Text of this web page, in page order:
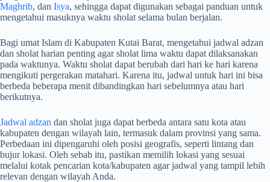
Maghrib, dan Isya, sehingga dapat digunakan sebagai panduan untuk
mengetahui masuknya waktu sholat selama bulan berjalan.
Bagi umat Islam di Kabupaten Kutai Barat, mengetahui jadwal adzan
dan sholat harian penting agar sholat lima waktu dapat dilaksanakan
pada waktunya. Waktu sholat dapat berubah dari hari ke hari karena
mengikuti pergerakan matahari. Karena itu, jadwal untuk hari ini bisa
berbeda beberapa menit dibandingkan hari sebelumnya atau hari
berikutnya.
Jadwal adzan dan sholat juga dapat berbeda antara satu kota atau
kabupaten dengan wilayah lain, termasuk dalam provinsi yang sama.
Perbedaan ini dipengaruhi oleh posisi geografis, seperti lintang dan
bujur lokasi. Oleh sebab itu, pastikan memilih lokasi yang sesuai
melalui kotak pencarian kota/kabupaten agar jadwal yang tampil lebih
relevan dengan wilayah Anda.